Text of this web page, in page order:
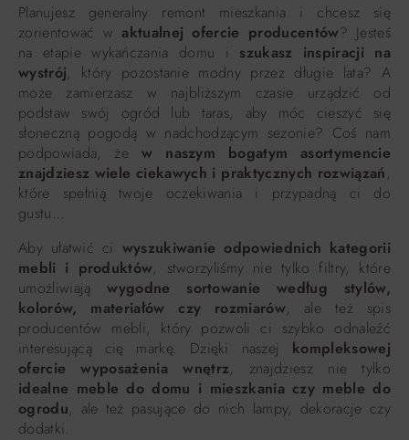
Planujesz generalny remont mieszkania i chcesz się
zorientować waktualnej ofercie producentów? Jesteś
na etapie wykańczania domu i szukasz inspiracji na
wystrój, który pozostanie modny przez długie lata? A
może zamierzasz w najbliższym czasie urządzić od
podstaw swój ogród lub taras, aby móc cieszyć się
słoneczną pogodą w nadchodzącym sezonie? Coś nam
podpowiada, że w naszym bogatym asortymencie
znajdziesz wiele ciekawych i praktycznych rozwiązań,
które spełnią twoje oczekiwania i przypadną ci do
gustu…
Aby ułatwić ci wyszukiwanie odpowiednich kategorii
mebli i produktów, stworzyliśmy nie tylko filtry, które
umożliwiająwygodne sortowanie według stylów,
kolorów, materiałów czy rozmiarów, ale też spis
producentów mebli, który pozwoli ci szybko odnaleźć
interesującą cię markę. Dzięki naszej kompleksowej
ofercie wyposażenia wnętrz, znajdziesz nie tylko
idealne meble do domu i mieszkania czy meble do
ogrodu, ale też pasujące do nich lampy, dekoracje czy
dodatki.